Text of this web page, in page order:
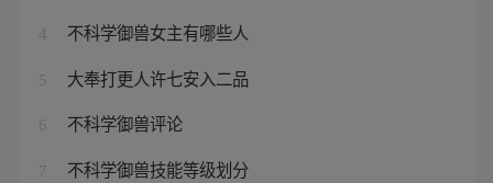
4 不科学御兽女主有哪些人
5 大奉打更人许七安入二品
6 不科学御兽评论
7 不科学御兽技能等级划分